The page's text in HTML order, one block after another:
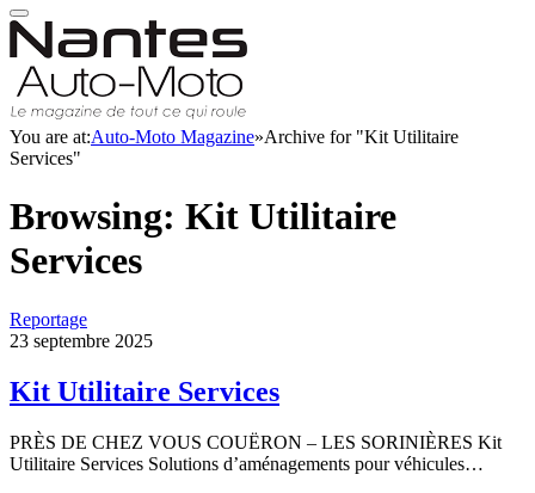
You are at:Auto-Moto Magazine»Archive for "Kit Utilitaire
Services"
Browsing: Kit Utilitaire
Services
Reportage
23 septembre 2025
Kit Utilitaire Services
PRÈS DE CHEZ VOUS COUËRON – LES SORINIÈRES Kit
Utilitaire Services Solutions d’aménagements pour véhicules…